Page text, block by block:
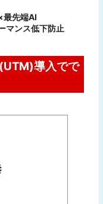
最先端AI
マンス低下防止
導入でで